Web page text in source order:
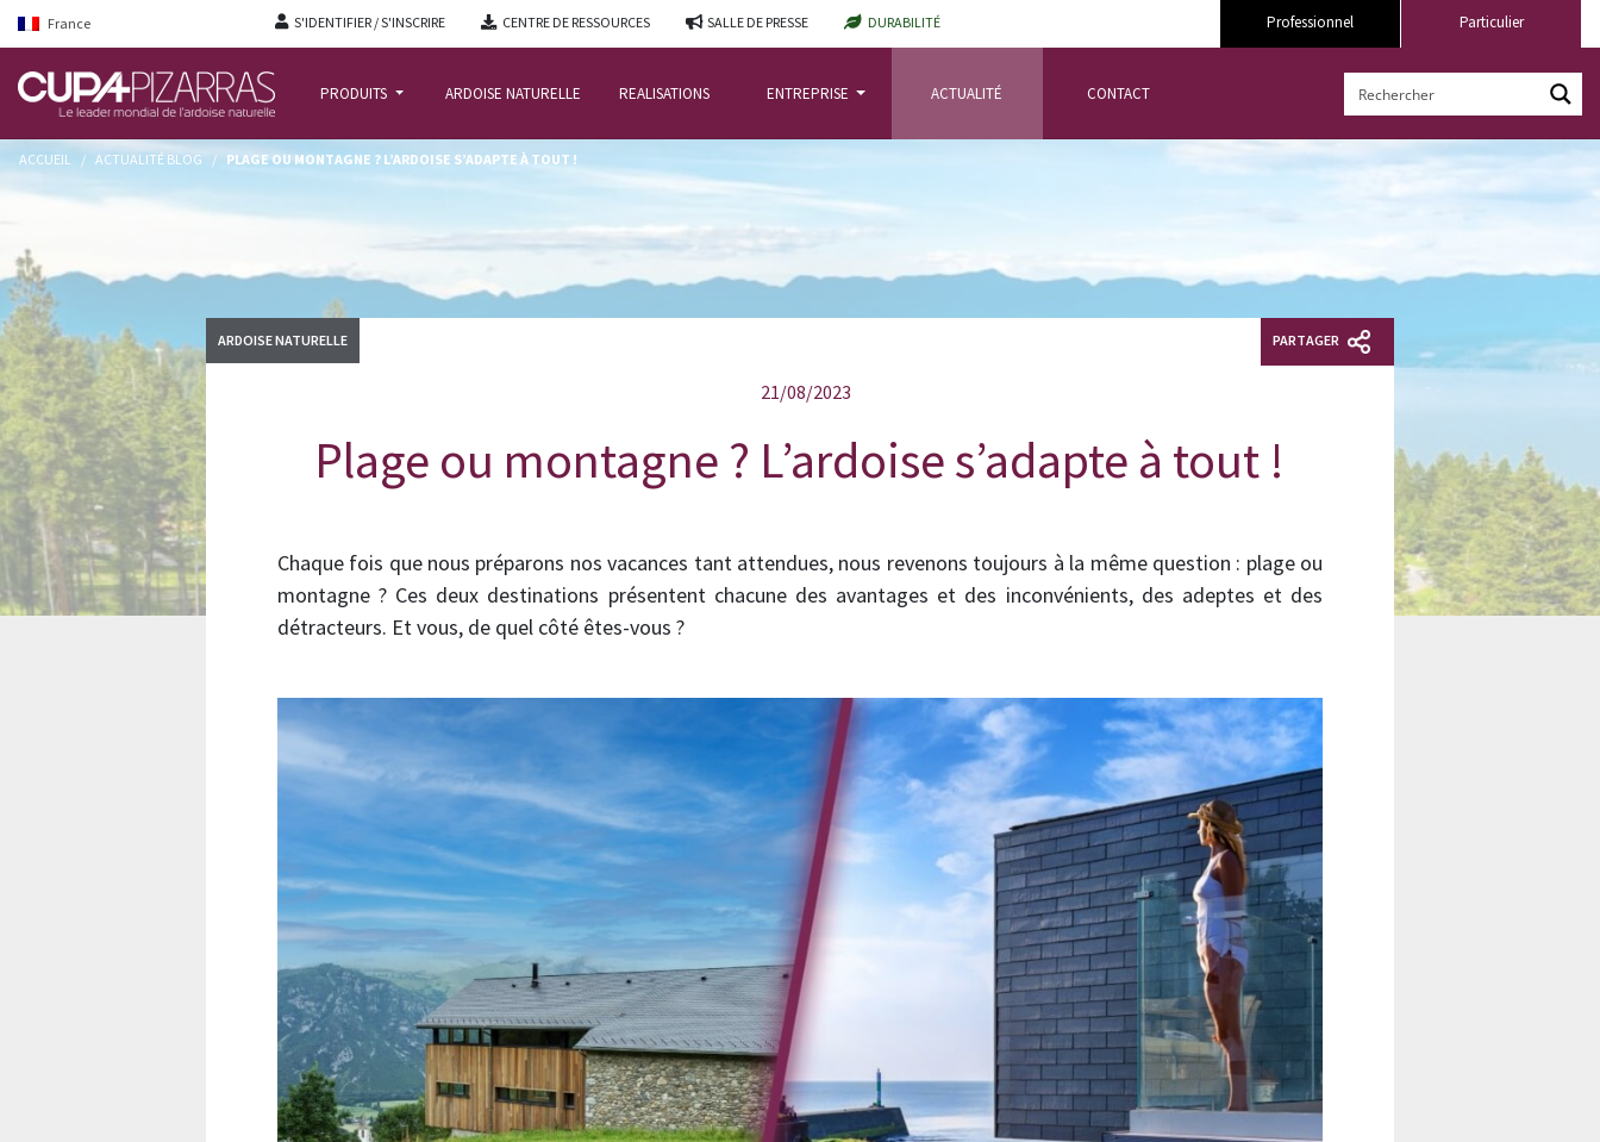
France S'IDENTIFIER / S'INSCRIRE CENTRE DE RESSOURCES SALLE DE PRESSE DURABILITÉ Particulier
Professionnel
PRODUITS ARDOISE NATURELLE REALISATIONS ENTREPRISE ACTUALITÉ CONTACT
ACCUEIL / ACTUALITÉ BLOG / PLAGE OU MONTAGNE ? L’ARDOISE S’ADAPTE À TOUT !
ARDOISE NATURELLE
21/08/2023
PARTAGER
Plage ou montagne ? L’ardoise s’adapte à tout !
Chaque fois que nous préparons nos vacances tant attendues, nous revenons toujours à la même question : plage ou
montagne ? Ces deux destinations présentent chacune des avantages et des inconvénients, des adeptes et des
détracteurs. Et vous, de quel côté êtes-vous ?